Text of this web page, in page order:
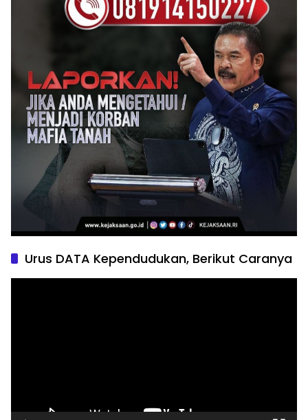
Urus DATA Kependudukan, Berikut Caranya